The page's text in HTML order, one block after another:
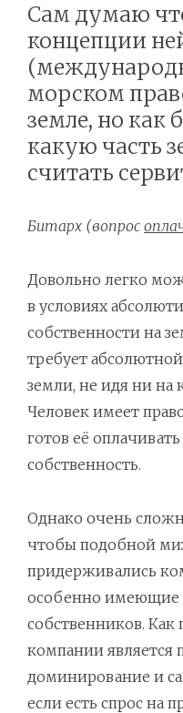
Сам думаю
концепции
морском
земле, но как
какую часть
считать
Битарх (вопрос
Довольно легко
в условиях
собственности на
требует
земли, не идя ни на
Человек имеет
готов её
собственность.
Однако очень
чтобы подобной
придерживались
особенно имеющие
собственников. Как
компании является
доминирование и
если есть спрос на